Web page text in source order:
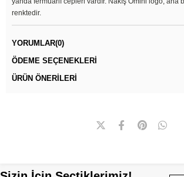
renktedir.
YORUMLAR(0)
ÖDEME SEÇENEKLERI
ÜRÜN ÖNERILERI